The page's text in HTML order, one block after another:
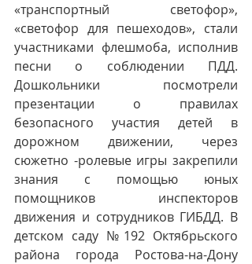
«транспортный светофор»,
«светофор для пешеходов», стали
участниками флешмоба, исполнив
песни о соблюдении ПДД.
Дошкольники посмотрели
презентации о правилах
безопасного участия детей в
дорожном движении, через
сюжетно -ролевые игры закрепили
знания с помощью юных
помощников инспекторов
движения и сотрудников ГИБДД. В
детском саду №192 Октябрьского
района города Ростова-на-Дону